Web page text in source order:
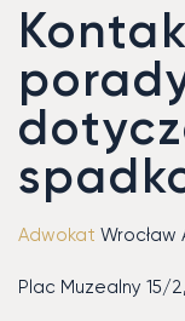
Adwokat Wrocław
Plac Muzealny 15/